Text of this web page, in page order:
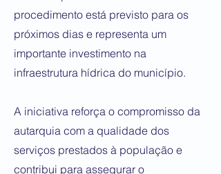
procedimento está previsto para os
próximos dias e representa um
importante investimento na
infraestrutura hídrica do município.
A iniciativa reforça o compromisso da
autarquia com a qualidade dos
serviços prestados à população e
contribui para assegurar o